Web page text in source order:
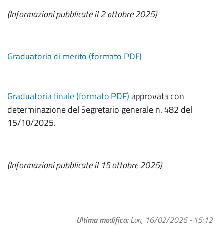
(Informazioni pubblicate il 2 ottobre 2025)
Graduatoria di merito (formato PDF)
Graduatoria finale (formato PDF)approvata con
determinazione del Segretario generale n. 482 del
15/10/2025.
(Informazioni pubblicate il 15 ottobre 2025)
Ultima modifica Lun, 16/02/2026 - 15:12